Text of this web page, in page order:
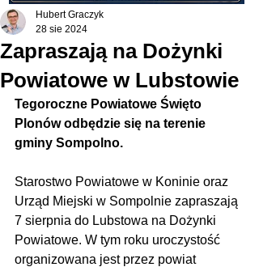
Zapraszają na Dożynki
Powiatowe w Lubstowie
Hubert Graczyk
28 sie 2024
Tegoroczne Powiatowe Święto
Plonów odbędzie się na terenie
gminy Sompolno.
Starostwo Powiatowe w Koninie oraz
Urząd Miejski w Sompolnie zapraszają
7 sierpnia do Lubstowa na Dożynki
Powiatowe. W tym roku uroczystość
organizowana jest przez powiat